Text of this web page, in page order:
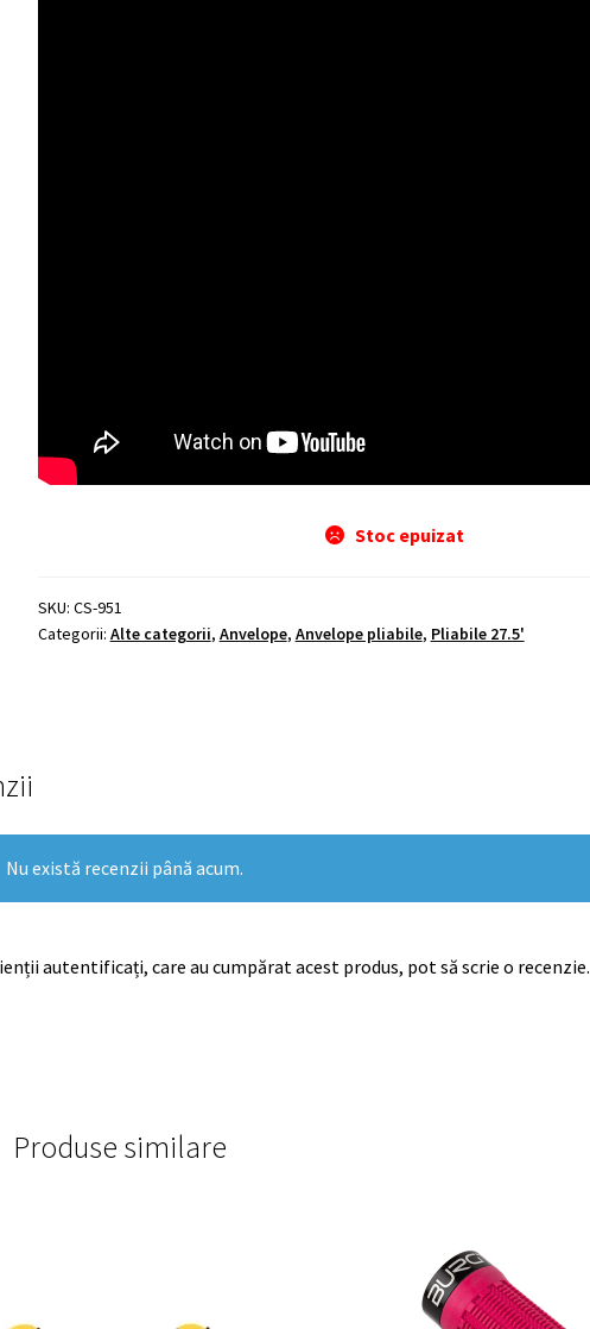
Stoc epuizat
SKU: CS-951
Categorii: Alte categorii, Anvelope, Anvelope pliabile, Pliabile 27.5'
Nu există recenzii până acum.
autentificați, care au cumpărat acest produs, pot să scrie o recenzie.
Produse similare